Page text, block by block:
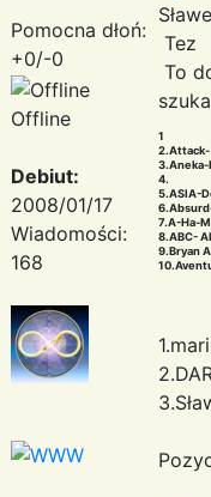
Pomocna dłoń:
+0/-0
Offline
Debiut:
2008/01/17
Wiadomości:
168
Tez
To
1
2.Attack-
3.Aneka-
4.
5.ASIA-
7.A-Ha-
8.ABC-
9.Bryan